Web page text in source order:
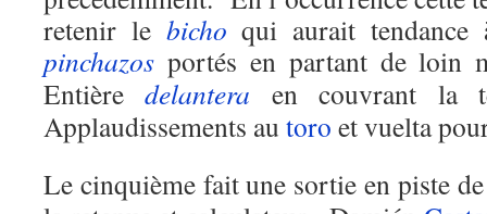
retenir le bicho qui aurait
pinchazos portés en partant de loin
Entièredelantera en couvrant la
Applaudissements au toro et vuelta
Le cinquième fait une sortie en piste